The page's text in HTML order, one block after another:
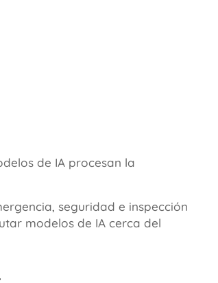
de IA procesan la
seguridad e inspección
modelos de IA cerca del